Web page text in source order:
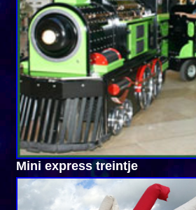
Mini express treintje